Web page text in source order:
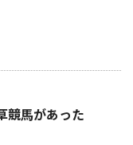
馬があった